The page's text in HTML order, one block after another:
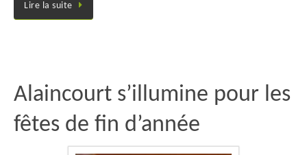
Lire la suite
Alaincourt s’illumine pour les
fêtes de fin d’année